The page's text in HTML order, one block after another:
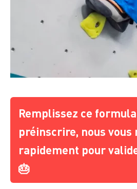
Remplissez ce
préinscrire, nous
rapidement pour
🎂